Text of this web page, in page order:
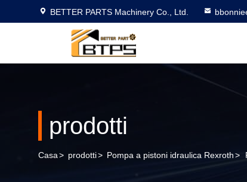
BETTER PARTS Machinery Co., Ltd.
prodotti
Casa> prodotti> Pompa a pistoni idraulica Rexroth>